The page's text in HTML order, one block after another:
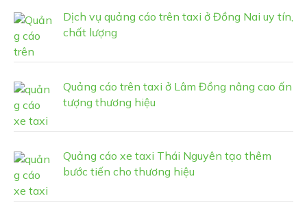
Dịch vụ quảng cáo trên taxi ở Đồng Nai uy tín,
chất lượng
Quảng cáo trên taxi ở Lâm Đồng nâng cao ấn
tượng thương hiệu
Quảng cáo xe taxi Thái Nguyên tạo thêm
bước tiến cho thương hiệu